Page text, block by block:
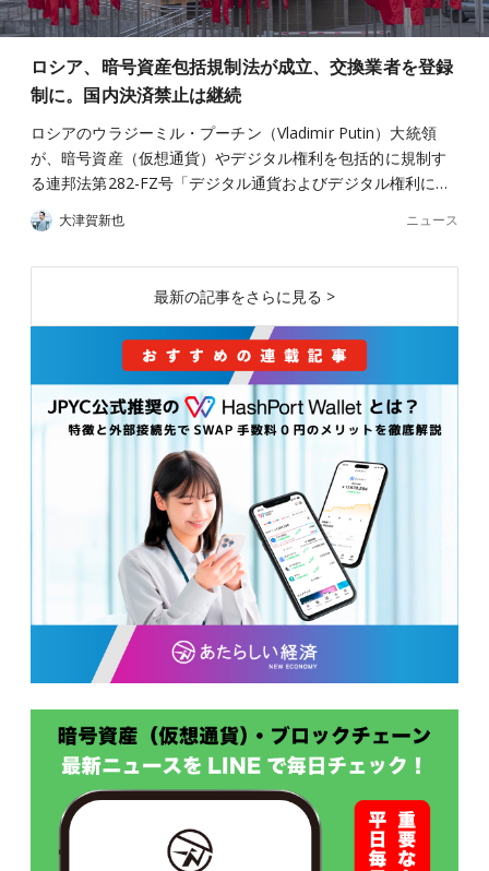
ロシア、暗号資産包括規制法が成立、交換業者を登録
制に。国内決済禁止は継続
ロシアのウラジーミル・プーチン（Vladimir Putin）大統領
が、暗号資産（仮想通貨）やデジタル権利を包括的に規制す
る連邦法第282-FZ号「デジタル通貨およびデジタル権利に…
大津賀新也 ニュース
最新の記事をさらに見る >